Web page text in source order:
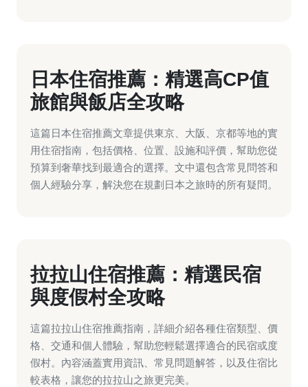
日本住宿推薦：精選高CP值
旅館與飯店全攻略
這篇日本住宿推薦文章提供東京、大阪、京都等地的實
用住宿指南，包括價格、位置、設施和評價，幫助您從
預算到奢華找到最適合的選擇。文中還包含常見問答和
個人經驗分享，解決您在規劃日本之旅時的所有疑問。
拉拉山住宿推薦：精選民宿
與度假村全攻略
這篇拉拉山住宿推薦指南，詳細介紹各種住宿類型、價
格、交通和個人體驗，幫助您輕鬆選擇適合的民宿或度
假村。內容涵蓋實用資訊、常見問題解答，以及住宿比
較表格，讓您的拉拉山之旅更完美。